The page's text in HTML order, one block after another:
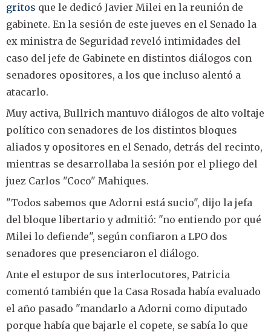
gritos que le dedicó Javier Milei en la reunión de
gabinete. En la sesión de este jueves en el Senado la
ex ministra de Seguridad reveló intimidades del
caso del jefe de Gabinete en distintos diálogos con
senadores opositores, a los que incluso alentó a
atacarlo.
Muy activa, Bullrich mantuvo diálogos de alto voltaje
político con senadores de los distintos bloques
aliados y opositores en el Senado, detrás del recinto,
mientras se desarrollaba la sesión por el pliego del
juez Carlos "Coco" Mahiques.
"Todos sabemos que Adorni está sucio", dijo la jefa
del bloque libertario y admitió: "no entiendo por qué
Milei lo defiende", según confiaron a LPO dos
senadores que presenciaron el diálogo.
Ante el estupor de sus interlocutores, Patricia
comentó también que la Casa Rosada había evaluado
el año pasado "mandarlo a Adorni como diputado
porque había que bajarle el copete, se sabía lo que